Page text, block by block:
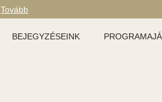
Tovább
BEJEGYZÉSEINK